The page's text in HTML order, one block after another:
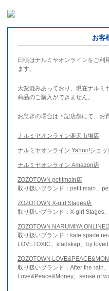
お客
日頃はナルミヤオンラインをご利
ます。
大変混みあっており、現在ナルミ
商品のご購入ができません。
お急ぎの場合は下記店舗にて、お
ナルミヤオンライン楽天市場店
ナルミヤオンライン Yahoo!ショ
ナルミヤオンライン Amazon店
ZOZOTOWN petitmain店
取り扱いブランド：petit main、
ZOZOTOWN X-girl Stages店
取り扱いブランド：X-girl Stages
ZOZOTOWN NARUMIYA ONLINE
取り扱いブランド：kate spade
LOVETOXIC、kladskap、by
ZOZOTOWN
取り扱いブランド：After the rain
Love&Peace&Money、sense of